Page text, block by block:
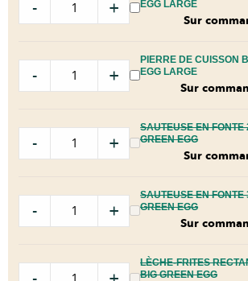
EGG LARGE
Sur
- +
PIERRE DE CUISSON
EGG LARGE
Sur
- +
SAUTEUSE EN FONTE
GREEN EGG
Sur
- +
SAUTEUSE EN FONTE
GREEN EGG
Sur
- +
LÈCHE-FRITES
BIG GREEN EGG